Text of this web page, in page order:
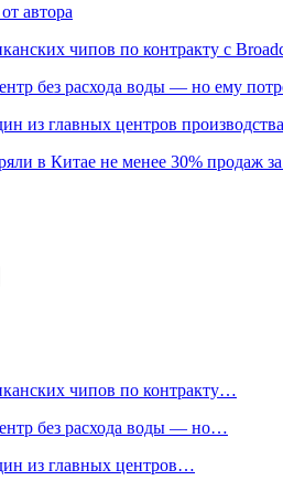
автора
чипов по контракту с
без расхода воды — но ему
из главных центров
в Китае не менее 30% продаж
чипов по контракту…
без расхода воды — но…
из главных центров…